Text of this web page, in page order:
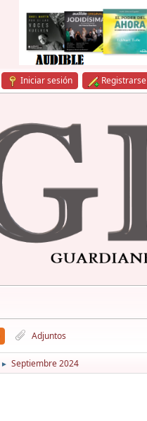
Iniciar sesión Registrarse
Adjuntos
► Septiembre 2024